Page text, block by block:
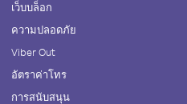
เว็บบล็อก
ความปลอดภัย
Viber Out
อัตราค่าโทร
การสนับสนุน